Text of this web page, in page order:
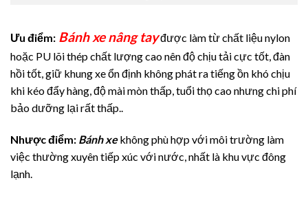
Ưu điểm: Bánh xe nâng tayđược làm từ chất liệu nylon
hoặc PU lõi thép chất lượng cao nên độ chịu tải cực tốt, đàn
hồi tốt, giữ khung xe ổn định không phát ra tiếng ồn khó chịu
khi kéo đẩy hàng, độ mài mòn thấp, tuổi thọ cao nhưng chi phí
bảo dưỡng lại rất thấp..
Nhược điểm: Bánh xe không phù hợp với môi trường làm
việc thường xuyên tiếp xúc với nước, nhất là khu vực đông
lạnh.